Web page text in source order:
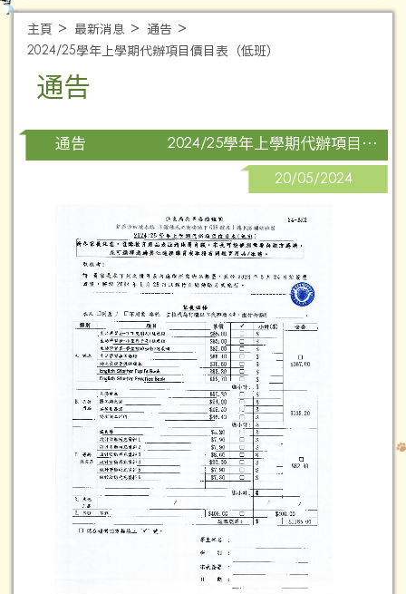
主頁 最新消息
通告
2024/25學年上學期代辦項⽬價⽬表（低班）
通告
通告 2024/25學年上學期代辦項⽬價⽬表（低班）
20/05/2024